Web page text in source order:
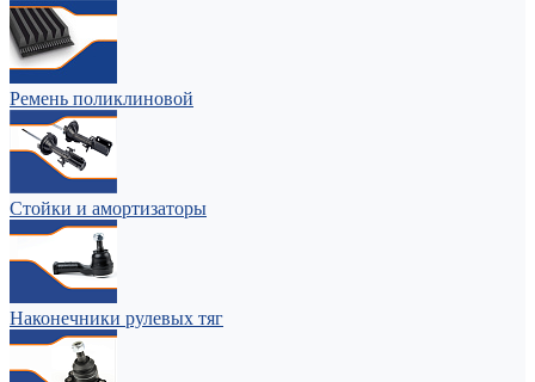
Ремень поликлиновой
Стойки и амортизаторы
Наконечники рулевых тяг